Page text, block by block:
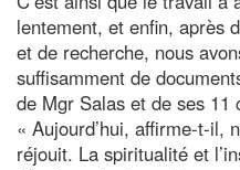
lentement, et enfin, après
et de recherche, nous
suffisamment de
de Mgr Salas et de ses 11
« Aujourd’hui, affirme-t-il,
réjouit. La spiritualité et